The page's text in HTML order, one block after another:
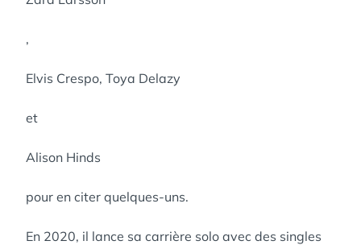
,
Elvis Crespo, Toya Delazy
et
Alison Hinds
pour en citer quelques-uns.
En 2020, il lance sa carrière solo avec des singles